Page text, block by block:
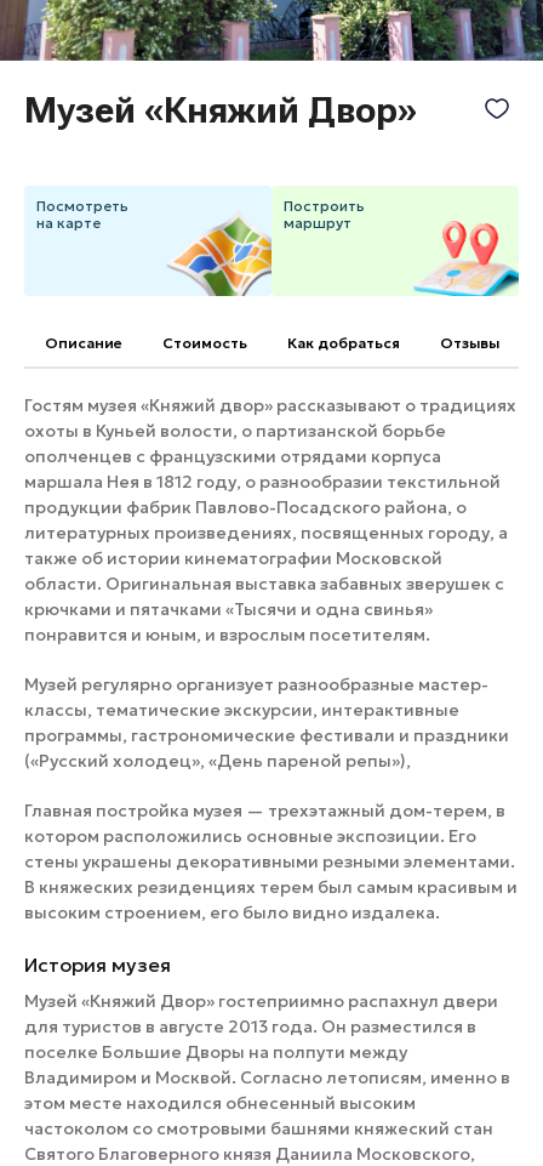
Банные комплексы
Горнолыжные клубы
Спецпроекты
Федоскинская фабрика
Золотое кольцо России
Войти
Особо охраняемые
природные территории
Музей «Княжий Двор»
Посмотреть
на карте
Построить
маршрут
Описание Cтоимость Как добраться Отзывы
Гостям музея «Княжий двор» рассказывают о традициях
охоты в Куньей волости, о партизанской борьбе
ополченцев с французскими отрядами корпуса
маршала Нея в 1812 году, о разнообразии текстильной
продукции фабрик Павлово-Посадского района, о
литературных произведениях, посвященных городу, а
также об истории кинематографии Московской
области. Оригинальная выставка забавных зверушек с
крючками и пятачками «Тысячи и одна свинья»
понравится и юным, и взрослым посетителям.
Музей регулярно организует разнообразные мастер-
классы, тематические экскурсии, интерактивные
программы, гастрономические фестивали и праздники
(«Русский холодец», «День пареной репы»),
Главная постройка музея — трехэтажный дом-терем, в
котором расположились основные экспозиции. Его
стены украшены декоративными резными элементами.
В княжеских резиденциях терем был самым красивым и
высоким строением, его было видно издалека.
История музея
Музей «Княжий Двор» гостеприимно распахнул двери
для туристов в августе 2013 года. Он разместился в
поселке Большие Дворы на полпути между
Владимиром и Москвой. Согласно летописям, именно в
этом месте находился обнесенный высоким
частоколом со смотровыми башнями княжеский стан
Святого Благоверного князя Даниила Московского,